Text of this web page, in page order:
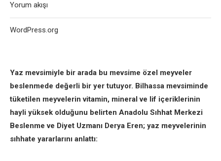
Yaz mevsimiyle bir arada bu mevsime özel meyveler
beslenmede değerli bir yer tutuyor. Bilhassa mevsiminde
tüketilen meyvelerin vitamin, mineral ve lif içeriklerinin
hayli yüksek olduğunu belirten Anadolu Sıhhat Merkezi
Beslenme ve Diyet Uzmanı Derya Eren; yaz meyvelerinin
sıhhate yararlarını anlattı:
Yorum akışı
WordPress.org